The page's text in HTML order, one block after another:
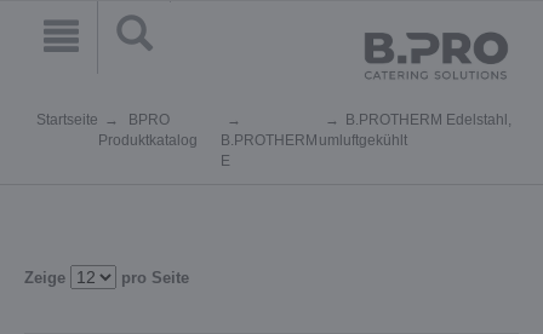
Startseite
BPRO
Produktkatalog
B.PROTHERM
E
B.PROTHERM Edelstahl,
umluftgekühlt
Zeige pro Seite